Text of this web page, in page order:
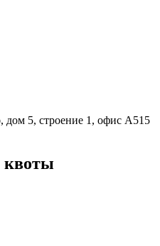
дом 5, строение 1, офис А515
квоты